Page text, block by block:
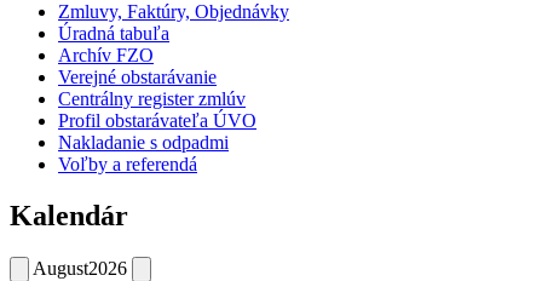
Zmluvy, Faktúry, Objednávky
Úradná tabuľa
Archív FZO
Verejné obstarávanie
Centrálny register zmlúv
Profil obstarávateľa ÚVO
Nakladanie s odpadmi
Voľby a referendá
Kalendár
August2026